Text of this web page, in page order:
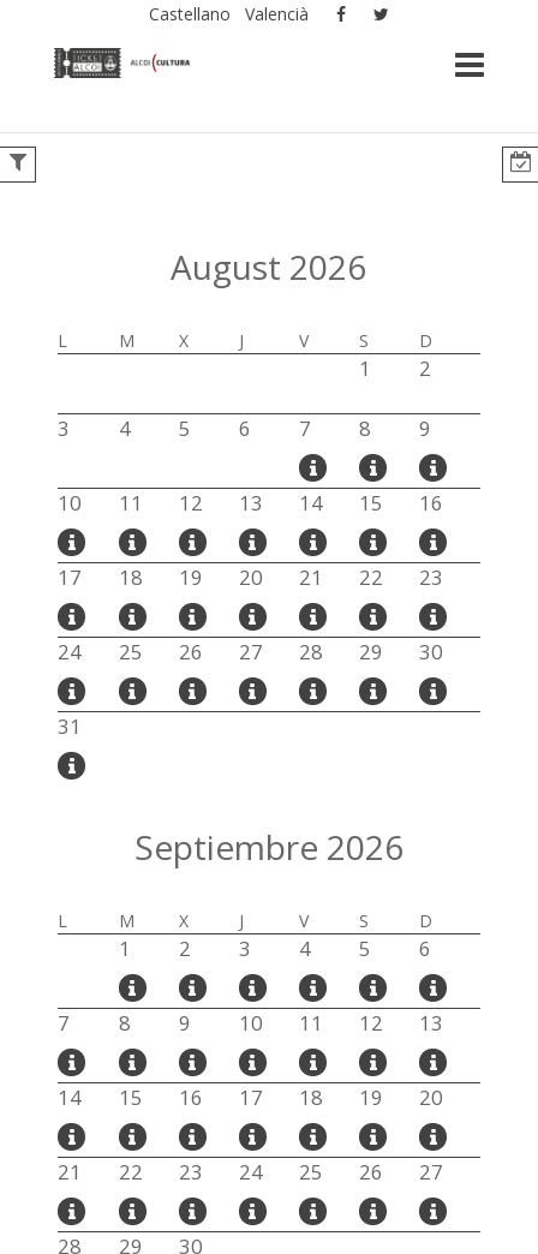
Castellano Valencià
August 2026
L M X J V S D
1 2
3 4 5 6 7 8 9
10 11 12 13 14 15 16
17 18 19 20 21 22 23
24 25 26 27 28 29 30
31
Septiembre 2026
L M X J V S D
1 2 3 4 5 6
7 8 9 10 11 12 13
14 15 16 17 18 19 20
21 22 23 24 25 26 27
28 29 30